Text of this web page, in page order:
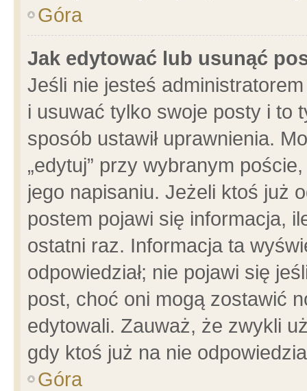
Góra
Jak edytować lub usunąć
Jeśli nie jesteś
i usuwać tylko swoje posty i to
sposób ustawił uprawnienia.
„edytuj” przy wybranym
jego napisaniu. Jeżeli ktoś już
postem pojawi się informacja,
ostatni raz. Informacja ta
odpowiedział; nie pojawi się
post, choć oni mogą zostawić
edytowali. Zauważ, że zwykli
gdy ktoś już na nie
Góra